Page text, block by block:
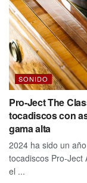
SONIDO
Pro-Ject The
tocadiscos con
gama alta
2024 ha sido un
tocadiscos Pro-Ject
el ...